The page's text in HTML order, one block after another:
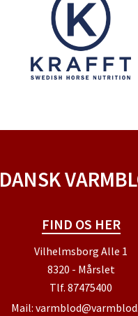
DANSK
FIND OS HER
Vilhelmsborg Alle 1
8320 - Mårslet
Tlf. 87475400
Mail: